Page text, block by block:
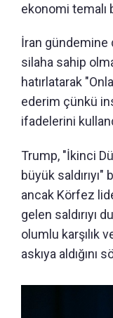
ekonomi temalı
İran gündemine
silaha sahip
hatırlatarak
ederim çünkü
ifadelerini
Trump, "İkinci
büyük saldırıyı"
ancak Körfez
gelen saldırıyı
olumlu karşılık
askıya aldığını